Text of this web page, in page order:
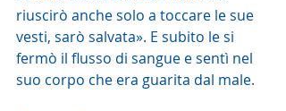
riuscirò anche solo a toccare le sue
vesti, sarò salvata». E subito le si
fermò il flusso di sangue e sentì nel
suo corpo che era guarita dal male.